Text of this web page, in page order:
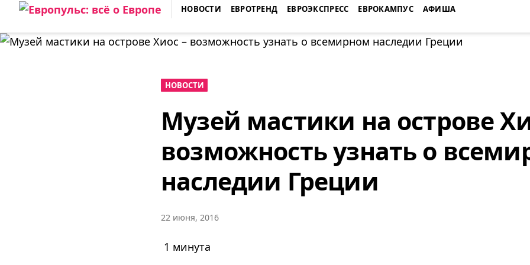
Skip
content
ЕВРОПУЛЬС: ВСЁ О ЕВРОПЕ
НОВОСТИ ЕВРОТРЕНД ЕВРОЭКСПРЕСС ЕВРОКАМПУС АФИША
НОВОСТИ
Музей мастики на острове
возможность узнать о
наследии Греции
22 июня, 2016
1 минута